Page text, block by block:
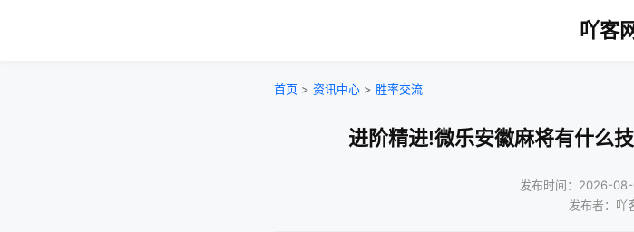
吖客
首页 > 资讯中心 > 胜率交流
进阶精进!微乐安徽麻将有什么
发布时间：2026-08-
发布者：吖